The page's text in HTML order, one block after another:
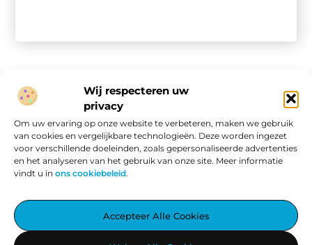
Wij respecteren uw
privacy
Om uw ervaring op onze website te verbeteren, maken we gebruik
van cookies en vergelijkbare technologieën. Deze worden ingezet
voor verschillende doeleinden, zoals gepersonaliseerde advertenties
en het analyseren van het gebruik van onze site. Meer informatie
vindt u in ons cookiebeleid.
Accepteer Alle Cookies
Aggiez.nl – Altijd Iets Interessants te Lezen.
Ontdek een wereld vol inspirerende blogs en artikelen, zorgvuldig
Onze informatie